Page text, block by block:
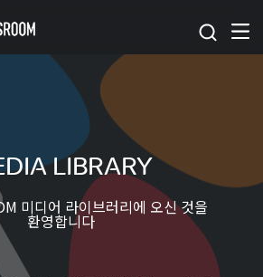
본문 바로가기
LIBRARY
미디어 라이브러리에 오신 것을
환영합니다